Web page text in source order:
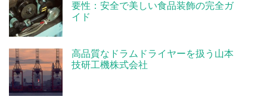
要性：安全で美しい食品装飾の完全ガ
イド
高品質なドラムドライヤーを扱う山本
技研工機株式会社